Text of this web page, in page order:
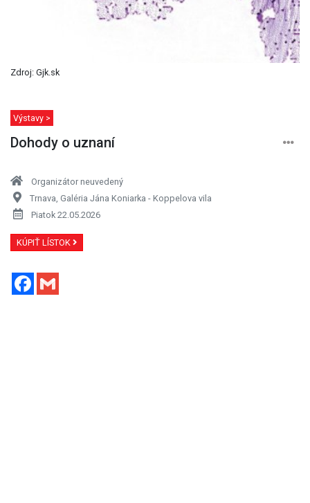
Zdroj: Gjk.sk
Výstavy >
Dohody o uznaní
Organizátor neuvedený
Trnava, Galéria Jána Koniarka - Koppelova vila
Piatok 22.05.2026
KÚPIŤ LÍSTOK
Facebook